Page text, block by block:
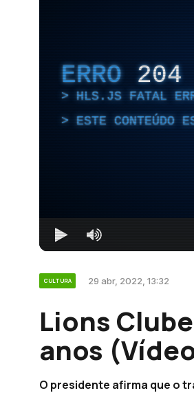
ERRO 204
HLS.JS FATAL
ESTE CONTEÚDO
CULTURA 29 abr, 2022, 13:32
Lions
anos
O presidente afirma que o